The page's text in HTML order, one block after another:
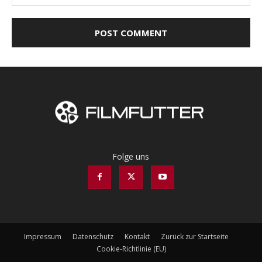
Folge uns
Impressum Datenschutz Kontakt
Zurück zur Startseite
Cookie-Richtlinie (EU)